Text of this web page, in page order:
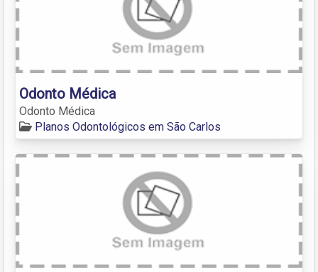
Odonto Médica
Odonto Médica
Planos Odontológicos em São Carlos